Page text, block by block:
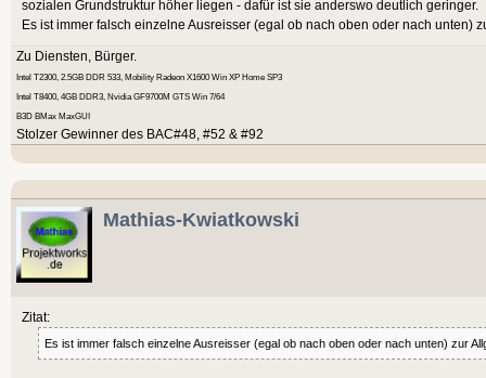
sozialen Grundstruktur höher liegen - dafür ist sie anderswo deutlich geringer.
Es ist immer falsch einzelne Ausreisser (egal ob nach oben oder nach unten)
Zu Diensten, Bürger.
Intel T2300, 2.5GB DDR 533, Mobility Radeon X1600 Win XP Home SP3
Intel T8400, 4GB DDR3, Nvidia GF9700M GTS Win 7/64
B3D BMax MaxGUI
Stolzer Gewinner des BAC#48, #52 & #92
Mathias-Kwiatkowski
Zitat:
Es ist immer falsch einzelne Ausreisser (egal ob nach oben oder nach unten) zur